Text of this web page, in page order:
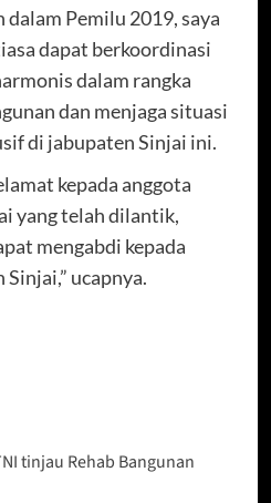
Pemilu 2019, saya
dapat berkoordinasi
dalam rangka
dan menjaga situasi
di jabupaten Sinjai ini.
kepada anggota
yang telah dilantik,
mengabdi kepada
ucapnya.
tinjau Rehab Bangunan